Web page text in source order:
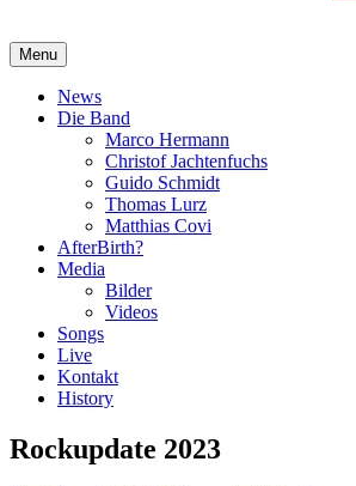
Menu
News
Die Band
Marco Hermann
Christof Jachtenfuchs
Guido Schmidt
Thomas Lurz
Matthias Covi
AfterBirth?
Media
Bilder
Videos
Songs
Live
Kontakt
History
Rockupdate 2023